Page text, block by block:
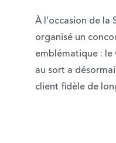
À l’occasion de la
organisé un
emblématique : le
au sort a
client fidèle de